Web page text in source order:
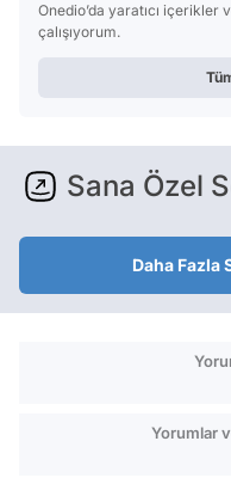
Onedio’da yaratıcı
çalışıyorum.
Sana Özel
Daha Fazla
Yorumlar